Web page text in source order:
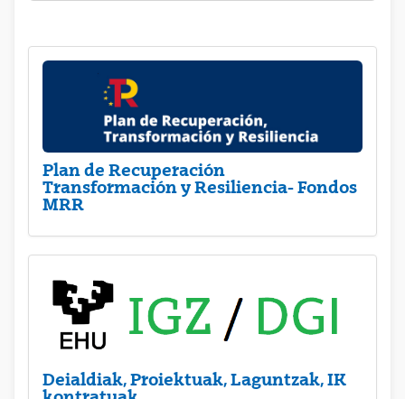
Plan de Recuperación
Transformación y Resiliencia- Fondos
MRR
Deialdiak, Proiektuak, Laguntzak, IK